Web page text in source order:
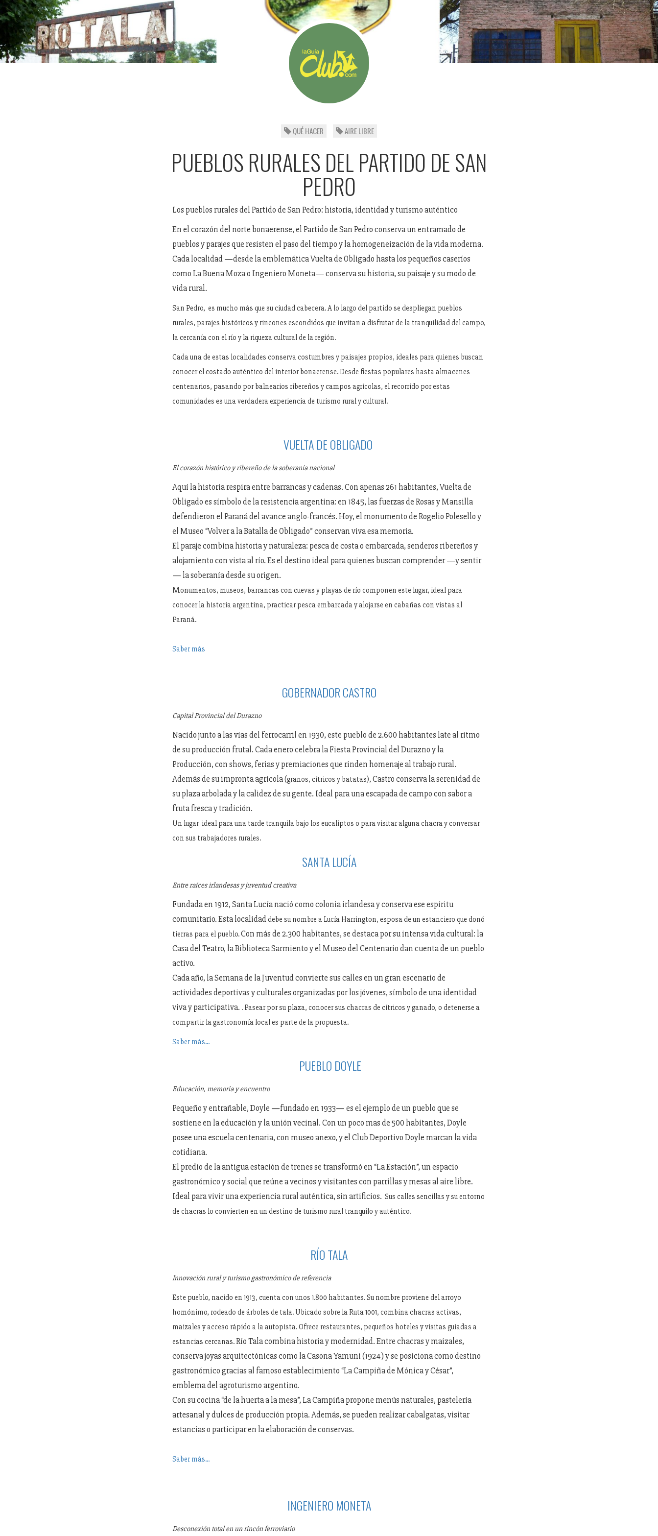
QUÉ HACER AIRE LIBRE
PUEBLOS RURALES DEL PARTIDO DE SAN
PEDRO
Los pueblos rurales del Partido de San Pedro: historia, identidad y turismo auténtico
En el corazón del norte bonaerense, el Partido de San Pedro conserva un entramado de
pueblos y parajes que resisten el paso del tiempo y la homogeneización de la vida moderna.
Cada localidad —desde la emblemática Vuelta de Obligado hasta los pequeños caseríos
como La Buena Moza o Ingeniero Moneta— conserva su historia, su paisaje y su modo de
vida rural.
San Pedro, es mucho más que su ciudad cabecera. A lo largo del partido se despliegan pueblos
rurales, parajes históricos y rincones escondidos que invitan a disfrutar de la tranquilidad del campo,
la cercanía con el río y la riqueza cultural de la región.
Cada una de estas localidades conserva costumbres y paisajes propios, ideales para quienes buscan
conocer el costado auténtico del interior bonaerense. Desde fiestas populares hasta almacenes
centenarios, pasando por balnearios ribereños y campos agrícolas, el recorrido por estas
comunidades es una verdadera experiencia de turismo rural y cultural.
VUELTA DE OBLIGADO
El corazón histórico y ribereño de la soberanía nacional
Aquí la historia respira entre barrancas y cadenas. Con apenas 261 habitantes, Vuelta de
Obligado es símbolo de la resistencia argentina: en 1845, las fuerzas de Rosas y Mansilla
defendieron el Paraná del avance anglo-francés. Hoy, el monumento de Rogelio Polesello y
el Museo “Volver a la Batalla de Obligado” conservan viva esa memoria.
El paraje combina historia y naturaleza: pesca de costa o embarcada, senderos ribereños y
alojamiento con vista al río. Es el destino ideal para quienes buscan comprender —y sentir
— la soberanía desde su origen.
Monumentos, museos, barrancas con cuevas y playas de río componen este lugar, ideal para
conocer la historia argentina, practicar pesca embarcada y alojarse en cabañas con vistas al
Paraná.
Saber más
GOBERNADOR CASTRO
Capital Provincial del Durazno
Nacido junto a las vías del ferrocarril en 1930, este pueblo de 2.600 habitantes late al ritmo
de su producción frutal. Cada enero celebra la Fiesta Provincial del Durazno y la
Producción, con shows, ferias y premiaciones que rinden homenaje al trabajo rural.
Además de su impronta agrícola (granos, cítricos y batatas), Castro conserva la serenidad de
su plaza arbolada y la calidez de su gente. Ideal para una escapada de campo con sabor a
fruta fresca y tradición.
Un lugar ideal para una tarde tranquila bajo los eucaliptos o para visitar alguna chacra y conversar
con sus trabajadores rurales.
SANTA LUCÍA
Entre raíces irlandesas y juventud creativa
Fundada en 1912, Santa Lucía nació como colonia irlandesa y conserva ese espíritu
comunitario. Esta localidaddebe su nombre a Lucía Harrington, esposa de un estanciero que donó
tierras para el pueblo.Con más de 2.300 habitantes, se destaca por su intensa vida cultural: la
Casa del Teatro, la Biblioteca Sarmiento y el Museo del Centenario dan cuenta de un pueblo
activo.
Cada año, la Semana de la Juventud convierte sus calles en un gran escenario de
actividades deportivas y culturales organizadas por los jóvenes, símbolo de una identidad
viva y participativa. . Pasear por su plaza, conocer sus chacras de cítricos y ganado, o detenerse a
compartir la gastronomía local es parte de la propuesta.
Saber más...
PUEBLO DOYLE
Educación, memoria y encuentro
Pequeño y entrañable, Doyle —fundado en 1933— es el ejemplo de un pueblo que se
sostiene en la educación y la unión vecinal. Con un poco mas de 500 habitantes, Doyle
posee una escuela centenaria, con museo anexo, y el Club Deportivo Doyle marcan la vida
cotidiana.
El predio de la antigua estación de trenes se transformó en “La Estación”, un espacio
gastronómico y social que reúne a vecinos y visitantes con parrillas y mesas al aire libre.
Ideal para vivir una experiencia rural auténtica, sin artificios. Sus calles sencillas y su entorno
de chacras lo convierten en un destino de turismo rural tranquilo y auténtico.
RÍO TALA
Innovación rural y turismo gastronómico de referencia
Este pueblo, nacido en 1913, cuenta con unos 1.800 habitantes. Su nombre proviene del arroyo
homónimo, rodeado de árboles de tala. Ubicado sobre la Ruta 1001, combina chacras activas,
maizales y acceso rápido a la autopista. Ofrece restaurantes, pequeños hoteles y visitas guiadas a
estancias cercanas. Río Tala combina historia y modernidad. Entre chacras y maizales,
conserva joyas arquitectónicas como la Casona Yamuni (1924) y se posiciona como destino
gastronómico gracias al famoso establecimiento “La Campiña de Mónica y César”,
emblema del agroturismo argentino.
Con su cocina “de la huerta a la mesa”, La Campiña propone menús naturales, pastelería
artesanal y dulces de producción propia. Además, se pueden realizar cabalgatas, visitar
estancias o participar en la elaboración de conservas.
Saber más...
INGENIERO MONETA
Desconexión total en un rincón ferroviario